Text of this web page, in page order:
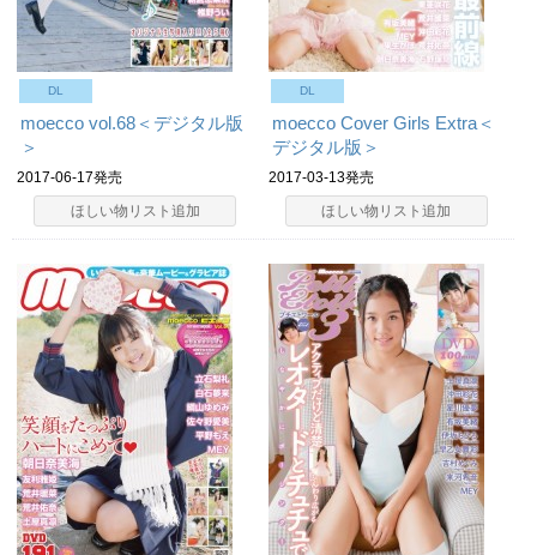
DL
moecco vol.68＜デジタル版
＞
2017-06-17発売
ほしい物リスト追加
DL
moecco Cover Girls Extra＜
デジタル版＞
2017-03-13発売
ほしい物リスト追加